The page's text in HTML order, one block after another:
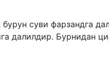
суви фарзандга
далилдир. Бурнидан